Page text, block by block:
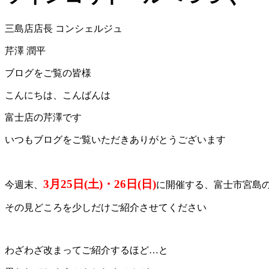
三島店店長 コンシェルジュ
芹澤 潤平
ブログをご覧の皆様
こんにちは、こんばんは
富士店の芹澤です
いつもブログをご覧いただきありがとうございます
今週末、 3月25日(土)・26日(日)に開催する、富士市宮島
その見どころを少しだけご紹介させてください
わざわざ改まってご紹介するほど…と